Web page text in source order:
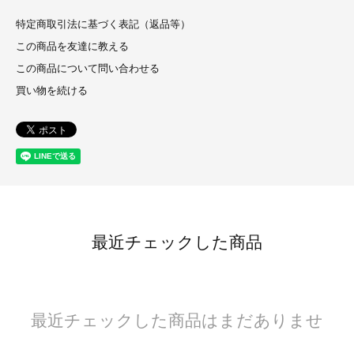
特定商取引法に基づく表記（返品等）
この商品を友達に教える
この商品について問い合わせる
買い物を続ける
最近チェックした商品
最近チェックした商品はまだありませ